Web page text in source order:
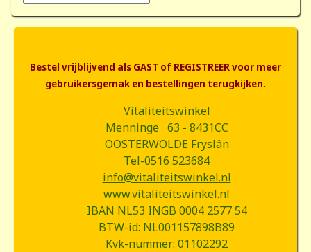
Bestel vrijblijvend als GAST of REGISTREER voor meer
gebruikersgemak en bestellingen terugkijken.
Vitaliteitswinkel
Menninge 63 - 8431CC
OOSTERWOLDE Fryslân
Tel-0516 523684
info@vitaliteitswinkel.nl
www.vitaliteitswinkel.nl
IBAN NL53 INGB 0004 2577 54
BTW-id: NL001157898B89
Kvk-nummer: 01102292